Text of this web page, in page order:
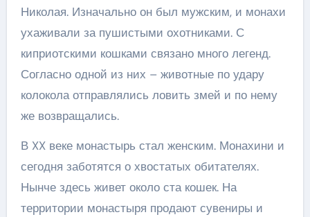
Николая. Изначально он был мужским, и монахи
ухаживали за пушистыми охотниками. С
киприотскими кошками связано много легенд.
Согласно одной из них – животные по удару
колокола отправлялись ловить змей и по нему
же возвращались.
В XX веке монастырь стал женским. Монахини и
сегодня заботятся о хвостатых обитателях.
Нынче здесь живет около ста кошек. На
территории монастыря продают сувениры и